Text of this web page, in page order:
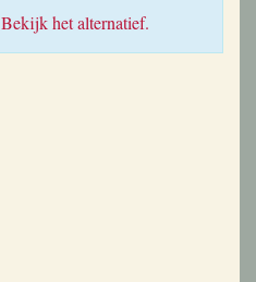
Bekijk het alternatief.